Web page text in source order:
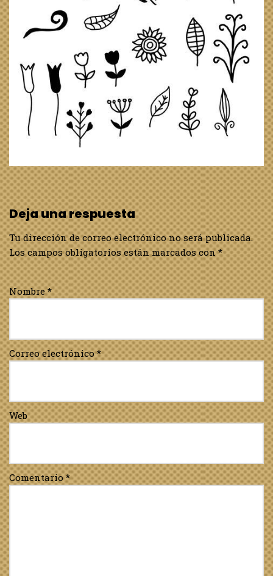
Deja una respuesta
Tu dirección de correo electrónico no será publicada.
Los campos obligatorios están marcados con*
Nombre*
Correo electrónico*
Web
Comentario*